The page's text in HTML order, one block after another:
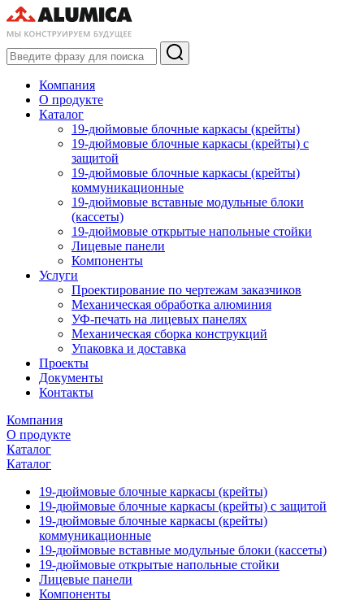
Компания
О продукте
Каталог
19-дюймовые блочные каркасы (крейты)
19-дюймовые блочные каркасы (крейты) с
защитой
19-дюймовые блочные каркасы (крейты)
коммуникационные
19-дюймовые вставные модульные блоки
(кассеты)
19-дюймовые открытые напольные стойки
Лицевые панели
Компоненты
Услуги
Проектирование по чертежам заказчиков
Механическая обработка алюминия
УФ-печать на лицевых панелях
Механическая сборка конструкций
Упаковка и доставка
Проекты
Документы
Контакты
Компания
О продукте
Каталог
Каталог
19-дюймовые блочные каркасы (крейты)
19-дюймовые блочные каркасы (крейты) с защитой
19-дюймовые блочные каркасы (крейты)
коммуникационные
19-дюймовые вставные модульные блоки (кассеты)
19-дюймовые открытые напольные стойки
Лицевые панели
Компоненты